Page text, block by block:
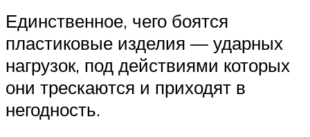
Единственное, чего боятся
пластиковые изделия — ударных
нагрузок, под действиями которых
они трескаются и приходят в
негодность.